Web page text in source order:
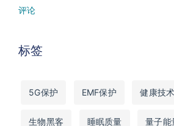
评论
标签
5G保护 EMF保护 健康技术
生物黑客 睡眠质量 量子能